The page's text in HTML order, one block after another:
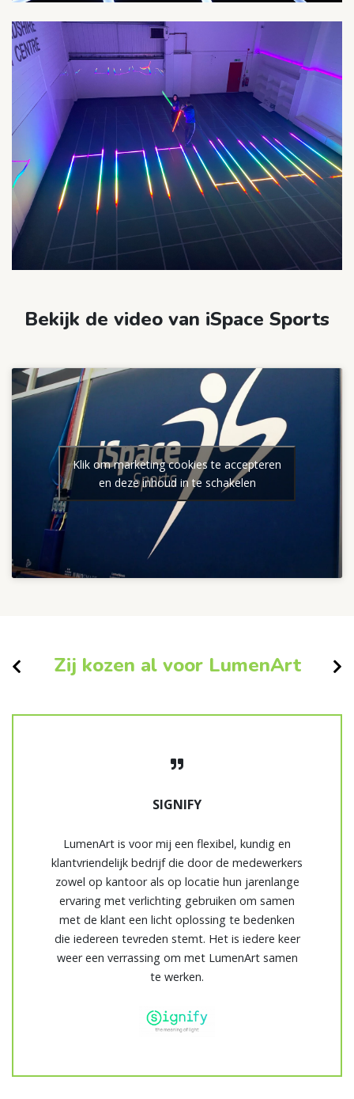
Bekijk de video van iSpace Sports
Klik om marketing cookies te accepteren
en deze inhoud in te schakelen
Zij kozen al voor LumenArt
SIGNIFY
LumenArt is voor mij een flexibel, kundig en
klantvriendelijk bedrijf die door de medewerkers
zowel op kantoor als op locatie hun jarenlange
ervaring met verlichting gebruiken om samen
met de klant een licht oplossing te bedenken
die iedereen tevreden stemt. Het is iedere keer
weer een verrassing om met LumenArt samen
te werken.